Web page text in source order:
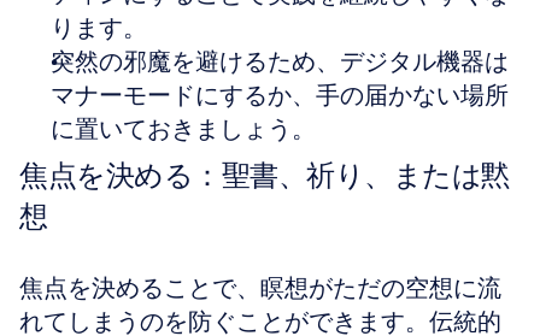
ります。
突然の邪魔を避けるため、デジタル機器は
マナーモードにするか、手の届かない場所
に置いておきましょう。
焦点を決める：聖書、祈り、または黙
想
焦点を決めることで、瞑想がただの空想に流
れてしまうのを防ぐことができます。伝統的